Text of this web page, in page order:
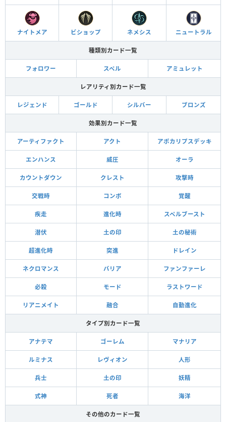
ナイトメア ビショップ ネメシス ニュートラル
種類別カード一覧
フォロワー スペル アミュレット
レアリティ別カード一覧
レジェンド ゴールド シルバー ブロンズ
効果別カード一覧
アーティファクト アクト アポカリプスデッキ
エンハンス 威圧 オーラ
カウントダウン クレスト 攻撃時
交戦時 コンボ 覚醒
疾走 進化時 スペルブースト
潜伏 土の印 土の秘術
超進化時 突進 ドレイン
ネクロマンス バリア ファンファーレ
必殺 モード ラストワード
リアニメイト 融合 自動進化
タイプ別カード一覧
アナテマ ゴーレム マナリア
ルミナス レヴィオン 人形
兵士 土の印 妖精
式神 死者 海洋
その他のカード一覧